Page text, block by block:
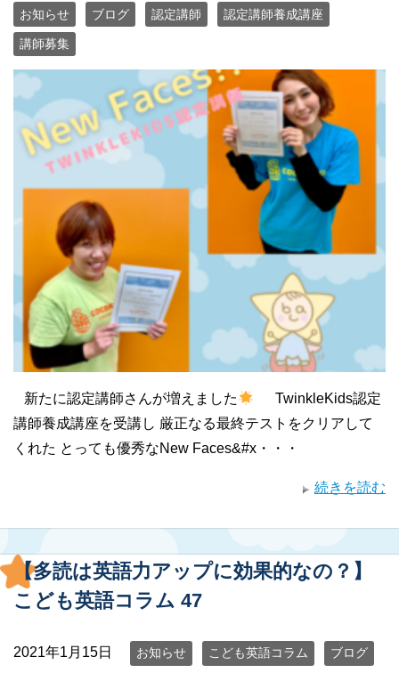
お知らせ ブログ 認定講師 認定講師養成講座
講師募集
新たに認定講師さんが増えました
TwinkleKids認定
講師養成講座を受講し 厳正なる最終テストをクリアして
くれた とっても優秀なNew Faces&#x・・・
続きを読む
【多読は英語力アップに効果的なの？】
こども英語コラム 47
2021年1月15日 お知らせ こども英語コラム ブログ